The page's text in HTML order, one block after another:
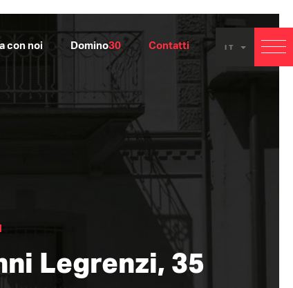
IT
con noi Domino30 Contatti
Legrenzi, 35